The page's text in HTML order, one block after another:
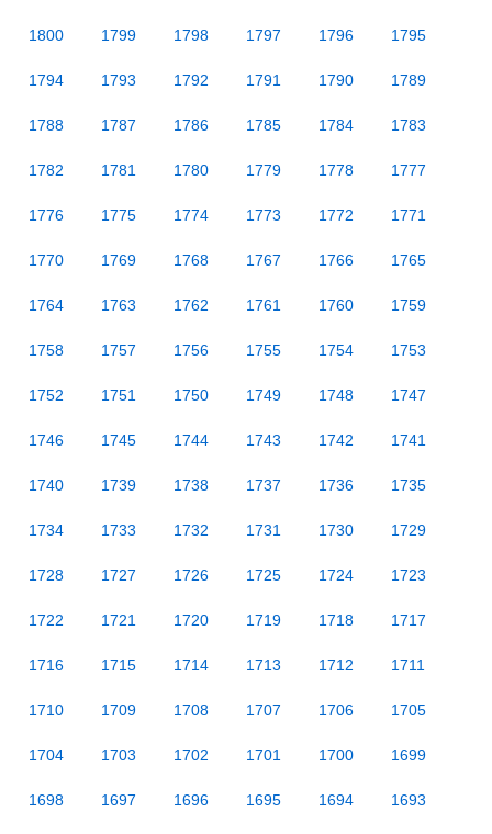
1800 1799 1798 1797 1796 1795
1794 1793 1792 1791 1790 1789
1788 1787 1786 1785 1784 1783
1782 1781 1780 1779 1778 1777
1776 1775 1774 1773 1772 1771
1770 1769 1768 1767 1766 1765
1764 1763 1762 1761 1760 1759
1758 1757 1756 1755 1754 1753
1752 1751 1750 1749 1748 1747
1746 1745 1744 1743 1742 1741
1740 1739 1738 1737 1736 1735
1734 1733 1732 1731 1730 1729
1728 1727 1726 1725 1724 1723
1722 1721 1720 1719 1718 1717
1716 1715 1714 1713 1712 1711
1710 1709 1708 1707 1706 1705
1704 1703 1702 1701 1700 1699
1698 1697 1696 1695 1694 1693